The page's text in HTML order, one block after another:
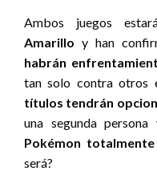
Ambos juegos
Amarillo y han
habrán
tan solo contra otros
títulos tendrán
una segunda persona
Pokémon
será?